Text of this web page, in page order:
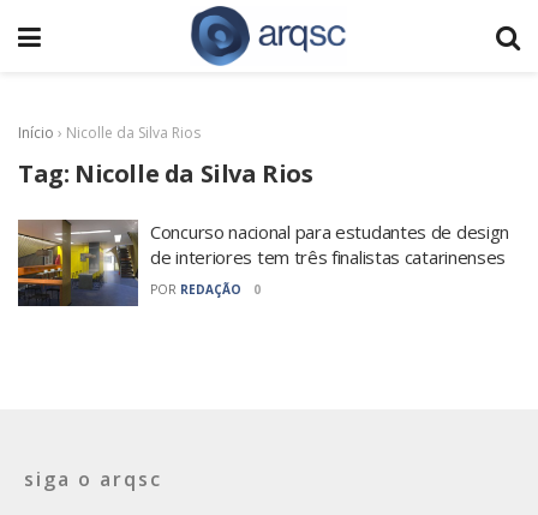
Início › Nicolle da Silva Rios
Tag: Nicolle da Silva Rios
Concurso nacional para estudantes de design
de interiores tem três finalistas catarinenses
POR REDAÇÃO 0
siga o arqsc